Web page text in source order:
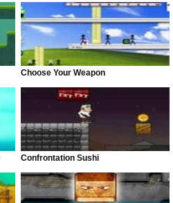
Choose Your Weapon
Confrontation Sushi